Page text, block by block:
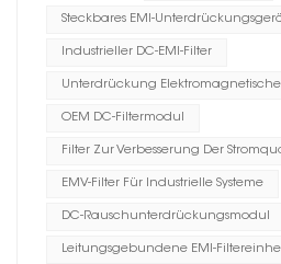
Steckbares EMI-
Industrieller DC-EMI-Filter
Unterdrückung
OEM DC-Filtermodul
Filter Zur Verbesserung Der
EMV-Filter Für Industrielle Systeme
DC-Rauschunterdrückungsmodul
Leitungsgebundene EMI-